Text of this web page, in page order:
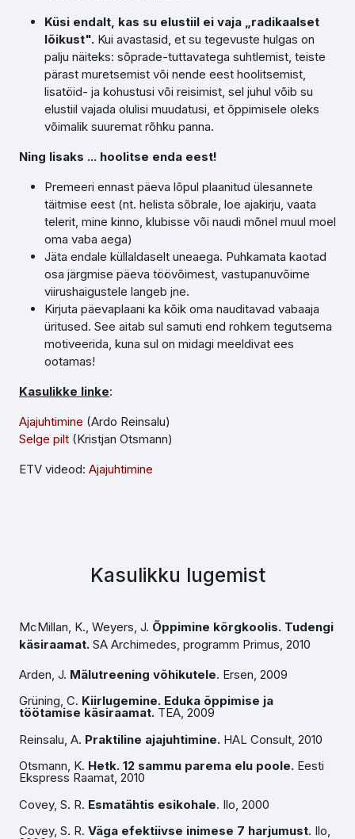
Küsi endalt, kas su elustiil ei vaja „radikaalset
lõikust". Kui avastasid, et su tegevuste hulgas on
palju näiteks: sõprade-tuttavatega suhtlemist, teiste
pärast muretsemist või nende eest hoolitsemist,
lisatöid- ja kohustusi või reisimist, sel juhul võib su
elustiil vajada olulisi muudatusi, et õppimisele oleks
võimalik suuremat rõhku panna.
Ning lisaks ... hoolitse enda eest!
Premeeri ennast päeva lõpul plaanitud ülesannete
täitmise eest (nt. helista sõbrale, loe ajakirju, vaata
telerit, mine kinno, klubisse või naudi mõnel muul moel
oma vaba aega)
Jäta endale küllaldaselt uneaega. Puhkamata kaotad
osa järgmise päeva töövõimest, vastupanuvõime
viirushaigustele langeb jne.
Kirjuta päevaplaani ka kõik oma nauditavad vabaaja
üritused. See aitab sul samuti end rohkem tegutsema
motiveerida, kuna sul on midagi meeldivat ees
ootamas!
Kasulikke linke:
Ajajuhtimine (Ardo Reinsalu)
Selge pilt (Kristjan Otsmann)
ETV videod: Ajajuhtimine
Kasulikku lugemist
McMillan, K., Weyers, J. Õppimine kõrgkoolis. Tudengi
käsiraamat. SA Archimedes, programm Primus, 2010
Arden, J. Mälutreening võhikutele. Ersen, 2009
Grüning, C. Kiirlugemine. Eduka õppimise ja
töötamise käsiraamat. TEA, 2009
Reinsalu, A. Praktiline ajajuhtimine. HAL Consult, 2010
Otsmann, K. Hetk. 12 sammu parema elu poole. Eesti
Ekspress Raamat, 2010
Covey, S. R. Esmatähtis esikohale. Ilo, 2000
Covey, S. R. Väga efektiivse inimese 7 harjumust. Ilo,